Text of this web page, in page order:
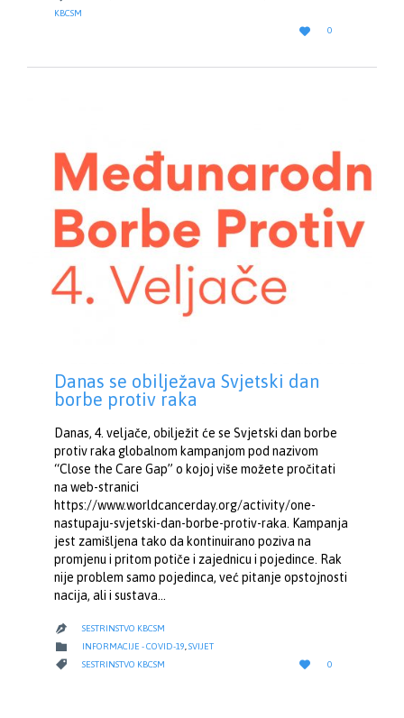
KBCSM

LOVE
IT
0
Danas se obilježava Svjetski dan
borbe protiv raka
Danas, 4. veljače, obilježit će se Svjetski dan borbe
protiv raka globalnom kampanjom pod nazivom
“Close the Care Gap” o kojoj više možete pročitati
na web-stranici
https://www.worldcancerday.org/activity/one-
nastupaju-svjetski-dan-borbe-protiv-raka. Kampanja
jest zamišljena tako da kontinuirano poziva na
promjenu i pritom potiče i zajednicu i pojedince. Rak
nije problem samo pojedinca, već pitanje opstojnosti
nacija, ali i sustava…
 SESTRINSTVO KBCSM
 CATEGORY
INFORMACIJE - COVID-19 SVIJET
 CATEGORY
SESTRINSTVO KBCSM 
LOVE
IT
0